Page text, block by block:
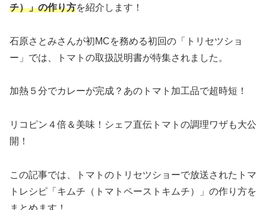
チ）」の作り方を紹介します！
石原さとみさんが初MCを務める初回の「トリセツショ
ー」では、トマトの取扱説明書が特集されました。
加熱５分でカレーが完成？あのトマト加工品で超時短！
リコピン４倍＆美味！シェフ直伝トマトの調理ワザも大公
開！
この記事では、トマトのトリセツショーで放送されたトマ
トレシピ「キムチ（トマトペーストキムチ）」の作り方を
まとめます！